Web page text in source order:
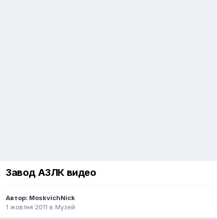
Завод АЗЛК видео
Автор: MoskvichNick
1 жовтня 2011 в Музей